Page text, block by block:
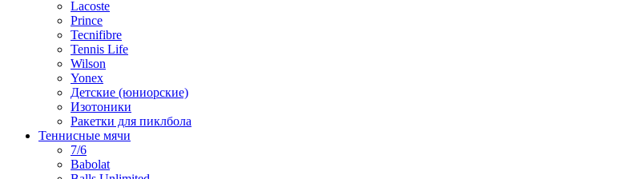
Lacoste
Prince
Tecnifibre
Tennis Life
Wilson
Yonex
Детские (юниорские)
Изотоники
Ракетки для пиклбола
Теннисные мячи
7/6
Babolat